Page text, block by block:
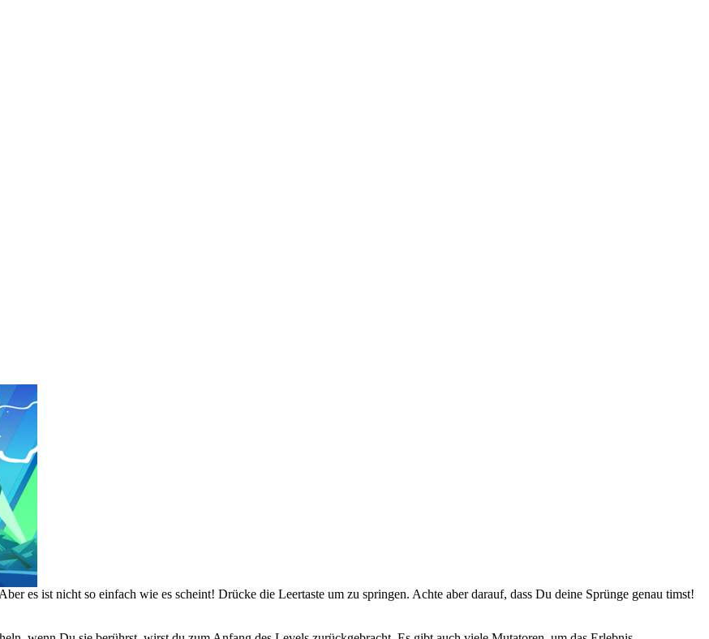
es ist nicht so einfach wie es scheint! Drücke die Leertaste um zu springen. Achte aber darauf, dass Du deine Sprünge genau timst!